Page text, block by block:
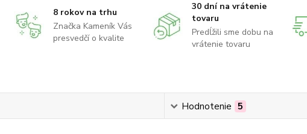
8 rokov na trhu
Značka Kameník Vás
presvedčí o kvalite
30 dní na vrátenie
tovaru
Predĺžili sme dobu na
vrátenie tovaru
Hodnotenie 5